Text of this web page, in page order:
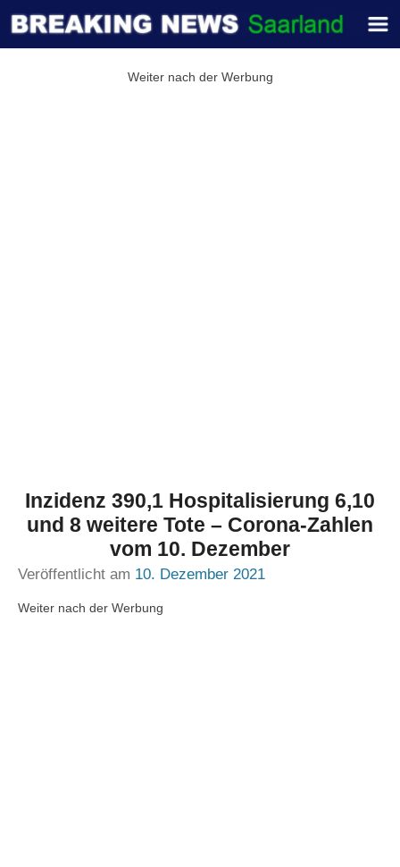
Weiter nach der Werbung
Inzidenz 390,1 Hospitalisierung 6,10
und 8 weitere Tote – Corona-Zahlen
vom 10. Dezember
Veröffentlicht am 10. Dezember 2021
Weiter nach der Werbung